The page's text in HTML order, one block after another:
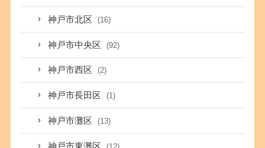
神戸市北区 (16)
神戸市中央区 (92)
神戸市西区 (2)
神戸市長田区 (1)
神戸市灘区 (13)
神戸市東灘区